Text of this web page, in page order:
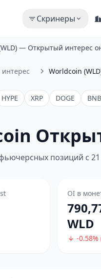
Скринеры
— Открытый интерес
Worldcoin
HYPE XRP DOGE BNB
позиций с
OI в
WLD
-0.58%